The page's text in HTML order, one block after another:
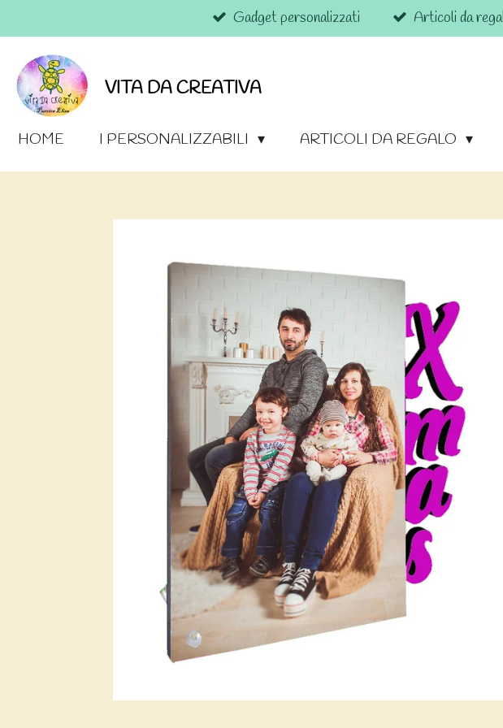
al
contenuto
principale
Gadget personalizzati Articoli da
VITA DA CREATIVA
HOME I PERSONALIZZABILI ARTICOLI DA REGALO